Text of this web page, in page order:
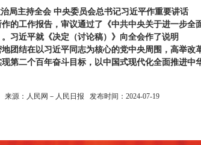
局主持全会 中央委员会总书记习近平作重要讲话
的工作报告，审议通过了《中共中央关于进一步全
。习近平就《决定（讨论稿）》向全会作了说明
团结在以习近平同志为核心的党中央周围，高举改
第二个百年奋斗目标，以中国式现代化全面推进中
来源：人民网－人民日报 发布时间：2024-07-19